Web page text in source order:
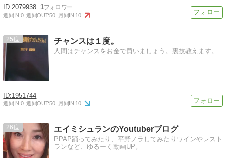
2079938 1
週間IN:0 週間OUT:50 月間IN:10
25 チャンスは１度。
人間はチャンスをお金で買いましょう。裏技教えます。
1951744
週間IN:0 週間OUT:50 月間IN:10
26 エイミシュランのYoutuberブログ
PPAP踊ってみたり、平野ノラしてみたりワインやレスト
ランなど、ゆるーく動画UP。